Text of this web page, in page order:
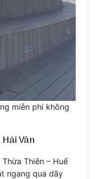
miễn phí không
Vân
Thiên – Huế
ngang qua dãy